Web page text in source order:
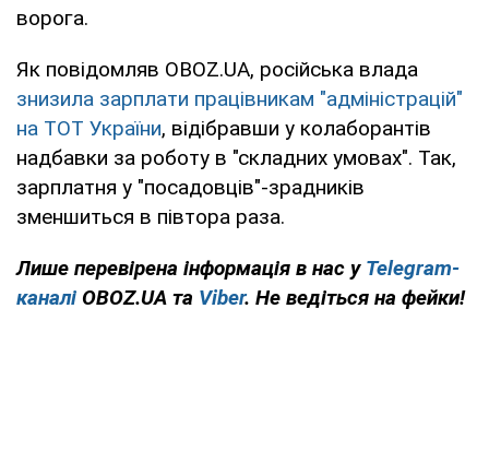
ворога.
Як повідомляв OBOZ.UA, російська влада
знизила зарплати працівникам "адміністрацій"
на ТОТ України, відібравши у колаборантів
надбавки за роботу в "складних умовах". Так,
зарплатня у "посадовців"-зрадників
зменшиться в півтора раза.
Лише перевірена інформація в нас у Telegram-
каналі OBOZ.UA та Viber. Не ведіться на фейки!